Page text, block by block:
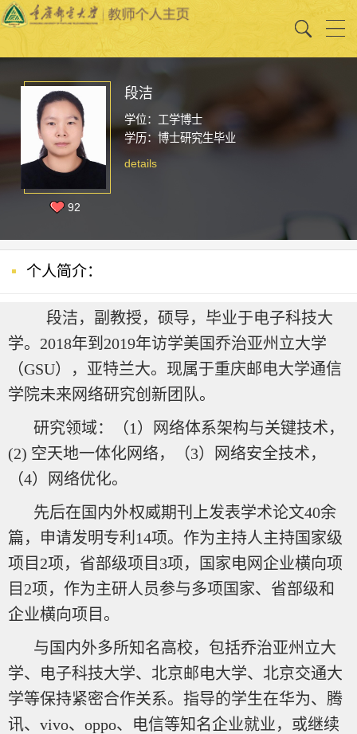
92
段洁
学位：工学博士
学历：博士研究生毕业
details
个人简介：
段洁，副教授，硕导，毕业于电子科技大
学。2018年到2019年访学美国乔治亚州立大学
（GSU），亚特兰大。现属于重庆邮电大学通信
学院未来网络研究创新团队。
研究领域：（1）网络体系架构与关键技术，
(2) 空天地一体化网络，（3）网络安全技术，
（4）网络优化。
先后在国内外权威期刊上发表学术论文40余
篇，申请发明专利14项。作为主持人主持国家级
项目2项，省部级项目3项，国家电网企业横向项
目2项，作为主研人员参与多项国家、省部级和
企业横向项目。
与国内外多所知名高校，包括乔治亚州立大
学、电子科技大学、北京邮电大学、北京交通大
学等保持紧密合作关系。指导的学生在华为、腾
讯、vivo、oppo、电信等知名企业就业，或继续